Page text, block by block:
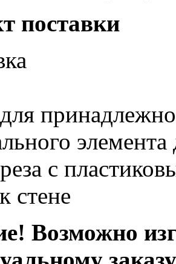
поставки
элемента
с
стене
Возможно